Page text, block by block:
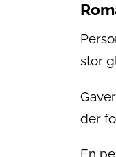
stor
der
En